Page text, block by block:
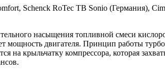
Schenck RoTec TB Sonio (Германия),
насыщения топливной смеси
двигателя. Принцип работы
на крыльчатку компрессора, которая